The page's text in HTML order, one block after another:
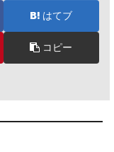
はてブ
コピー